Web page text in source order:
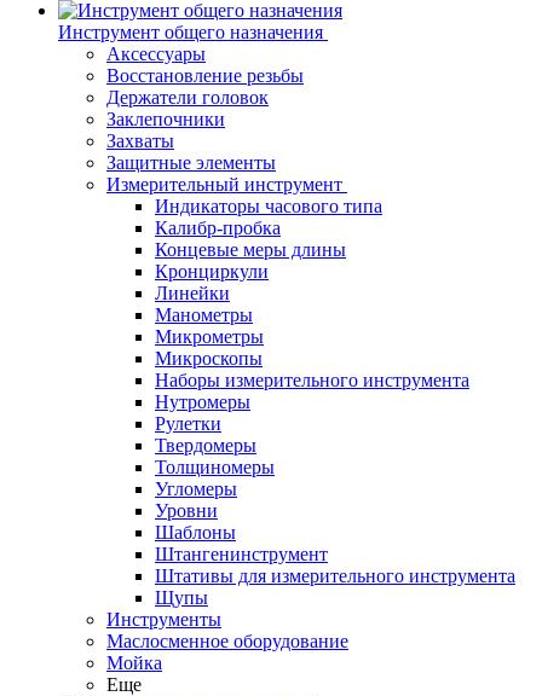
Инструмент общего назначения
Аксессуары
Восстановление резьбы
Держатели головок
Заклепочники
Захваты
Защитные элементы
Измерительный инструмент
Индикаторы часового типа
Калибр-пробка
Концевые меры длины
Кронциркули
Линейки
Манометры
Микрометры
Микроскопы
Наборы измерительного инструмента
Нутромеры
Рулетки
Твердомеры
Толщиномеры
Угломеры
Уровни
Шаблоны
Штангенинструмент
Штативы для измерительного инструмента
Щупы
Инструменты
Маслосменное оборудование
Мойка
Еще